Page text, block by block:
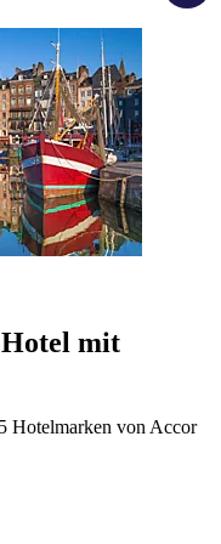
mit
Hotelmarken von Accor